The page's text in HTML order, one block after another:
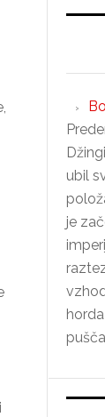
ubil
je